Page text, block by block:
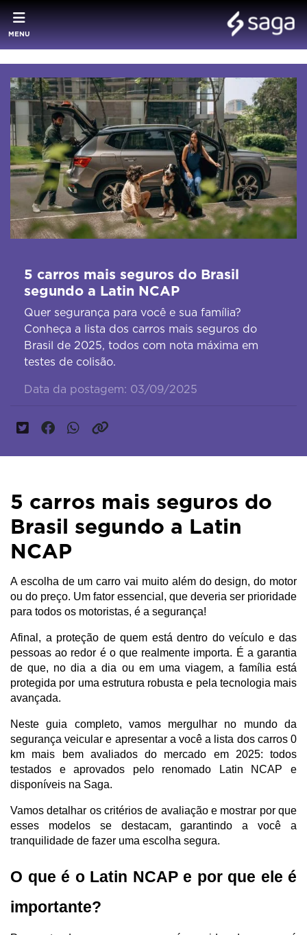
MENU
5 carros mais seguros do Brasil
segundo a Latin NCAP
Quer segurança para você e sua família?
Conheça a lista dos carros mais seguros do
Brasil de 2025, todos com nota máxima em
testes de colisão.
Data da postagem: 03/09/2025
5 carros mais seguros do
Brasil segundo a Latin
NCAP
A escolha de um carro vai muito além do design, do motor
ou do preço. Um fator essencial, que deveria ser prioridade
para todos os motoristas, é a segurança!
Afinal, a proteção de quem está dentro do veículo e das
pessoas ao redor é o que realmente importa. É a garantia
de que, no dia a dia ou em uma viagem, a família está
protegida por uma estrutura robusta e pela tecnologia mais
avançada.
Neste guia completo, vamos mergulhar no mundo da
segurança veicular e apresentar a você a lista dos carros 0
km mais bem avaliados do mercado em 2025: todos
testados e aprovados pelo renomado Latin NCAP e
disponíveis na Saga.
Vamos detalhar os critérios de avaliação e mostrar por que
esses modelos se destacam, garantindo a você a
tranquilidade de fazer uma escolha segura.
O que é o Latin NCAP e por que ele é
importante?